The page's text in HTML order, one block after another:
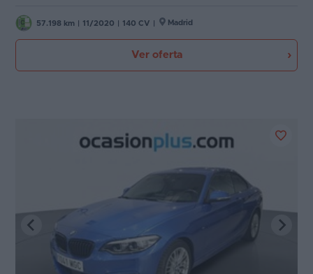
57.198 km 11/2020 140 CV Madrid
Ver oferta